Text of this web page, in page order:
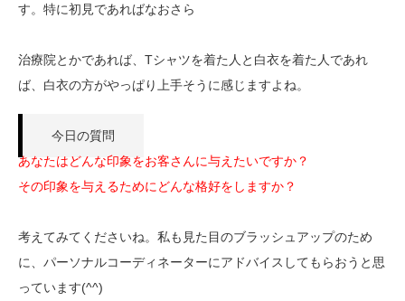
す。特に初見であればなおさら
治療院とかであれば、Tシャツを着た人と白衣を着た人であれ
ば、白衣の方がやっぱり上手そうに感じますよね。
今日の質問
あなたはどんな印象をお客さんに与えたいですか？
その印象を与えるためにどんな格好をしますか？
考えてみてくださいね。私も見た目のブラッシュアップのため
に、パーソナルコーディネーターにアドバイスしてもらおうと思
っています(^^)